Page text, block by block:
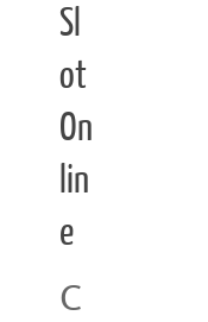
Sl
ot
On
lin
e
C